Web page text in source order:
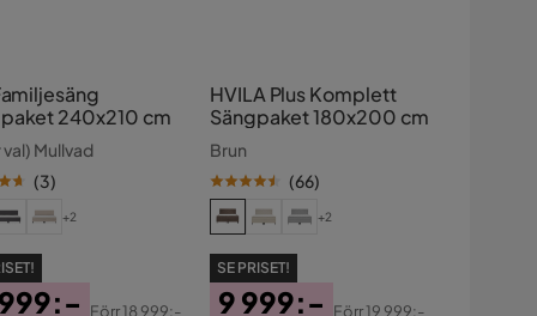
Sängpaket 240x210 cm
Mullvad
(3)
+2
Förr18 999:-
HVILA Plus Komplett
Sängpaket 180x200 cm
Brun
(66)
+2
SE PRISET!
9 999:-
Förr19 999:-